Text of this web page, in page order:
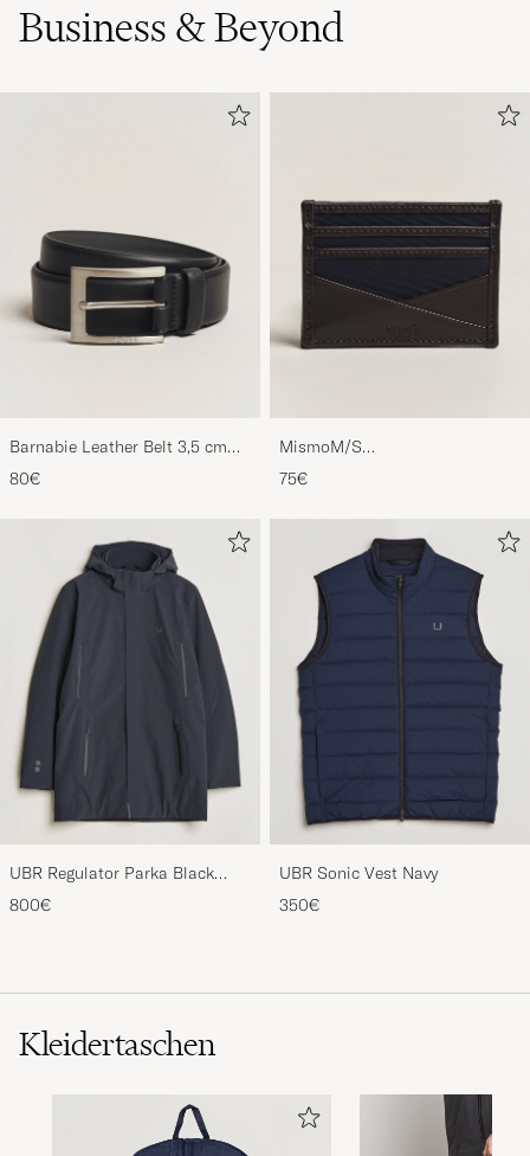
Business & Beyond
Barnabie Leather Belt 3,5 cm
Black
80€
MismoM/S
CardholderNavy/Dark Brown
75€
UBR Regulator Parka Black
Storm
800€
UBR Sonic Vest Navy
350€
Kleidertaschen